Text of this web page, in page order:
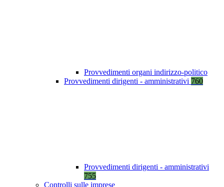
Provvedimenti organi indirizzo-politico
Provvedimenti dirigenti - amministrativi 760
Provvedimenti dirigenti - amministrativi
755
Controlli sulle imprese